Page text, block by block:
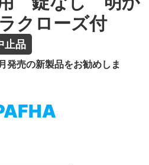
クローズ付
品
売の新製品をお勧めしま